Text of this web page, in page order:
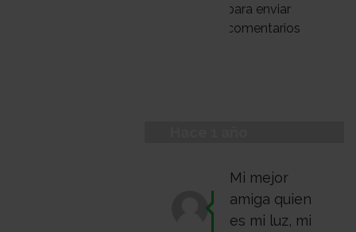
para enviar
comentarios
Mi mejor
amiga quien
es mi luz, mi